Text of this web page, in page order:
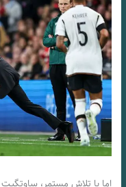
اما با تلاش مستمر،